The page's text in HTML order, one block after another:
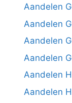
Aandelen
Aandelen
Aandelen
Aandelen
Aandelen
Aandelen